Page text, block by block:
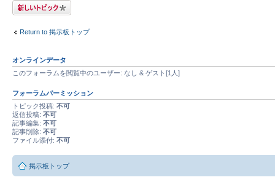
トピックを投稿す
る
Return to 掲示板トップ
オンラインデータ
このフォーラムを閲覧中のユーザー: なし & ゲスト[1人]
フォーラムパーミッション
トピック投稿: 不可
返信投稿: 不可
記事編集: 不可
記事削除: 不可
ファイル添付: 不可
掲示板トップ